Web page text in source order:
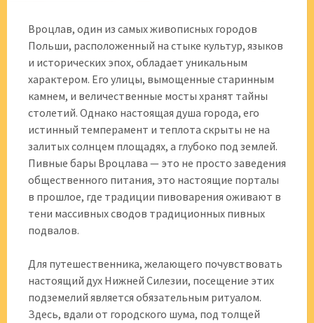
Вроцлав, один из самых живописных городов
Польши, расположенный на стыке культур, языков
и исторических эпох, обладает уникальным
характером. Его улицы, вымощенные старинным
камнем, и величественные мосты хранят тайны
столетий. Однако настоящая душа города, его
истинный темперамент и теплота скрыты не на
залитых солнцем площадях, а глубоко под землей.
Пивные бары Вроцлава — это не просто заведения
общественного питания, это настоящие порталы
в прошлое, где традиции пивоварения оживают в
тени массивных сводов традиционных пивных
подвалов.
Для путешественника, желающего почувствовать
настоящий дух Нижней Силезии, посещение этих
подземелий является обязательным ритуалом.
Здесь, вдали от городского шума, под толщей